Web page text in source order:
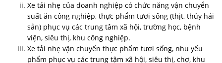
Xe tải nhẹ của doanh nghiệp có chức năng vận chuyển
suất ăn công nghiệp, thực phẩm tươi sống (thịt, thủy hải
sản) phục vụ các trung tâm xã hội, trường học, bệnh
viện, siêu thị, khu công nghiệp.
Xe tải nhẹ vận chuyển thực phẩm tươi sống, nhu yếu
phẩm phục vụ các trung tậm xã hội, siêu thị, chợ, khu